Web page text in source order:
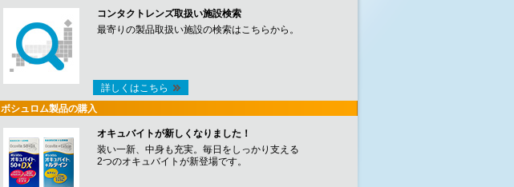
コンタクトレンズ取扱い施設検索
最寄りの製品取扱い施設の検索はこちらから。
詳しくはこちら
ボシュロム製品の購入
オキュバイトが新しくなりました！
装い一新、中身も充実。毎日をしっかり支える
2つのオキュバイトが新登場です。